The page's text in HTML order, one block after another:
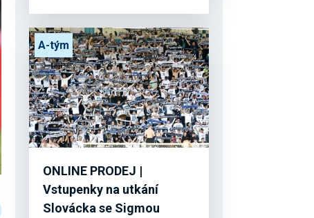
ONLINE PRODEJ |
Vstupenky na utkání
Slovácka se Sigmou
A-tým